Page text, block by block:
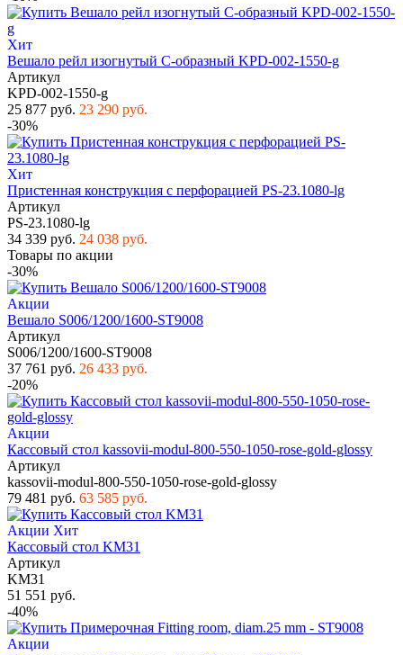
Хит
Вешало рейл изогнутый С-образный KPD-002-1550-g
Артикул
KPD-002-1550-g
25 877 руб. 23 290 руб.
-30%
Хит
Пристенная конструкция с перфорацией PS-23.1080-lg
Артикул
PS-23.1080-lg
34 339 руб. 24 038 руб.
Товары по акции
-30%
Акции
Вешало S006/1200/1600-ST9008
Артикул
S006/1200/1600-ST9008
37 761 руб. 26 433 руб.
-20%
Акции
Кассовый стол kassovii-modul-800-550-1050-rose-gold-glossy
Артикул
kassovii-modul-800-550-1050-rose-gold-glossy
79 481 руб. 63 585 руб.
Акции Хит
Кассовый стол KM31
Артикул
KM31
51 551 руб.
-40%
Акции